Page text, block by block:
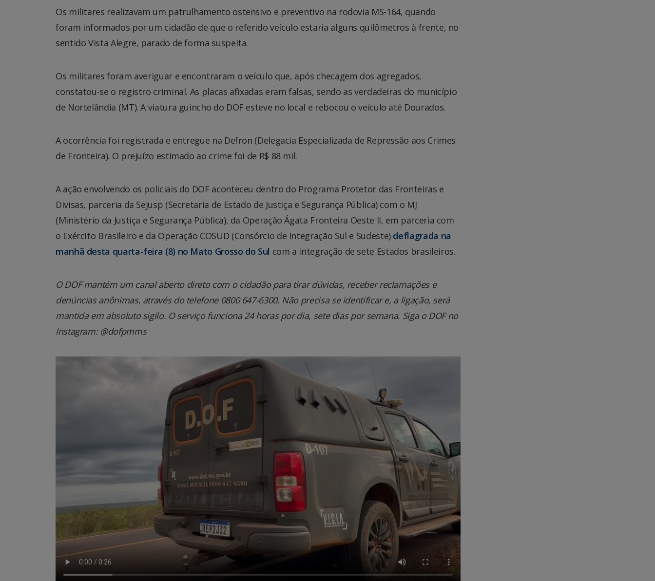
Os militares realizavam um patrulhamento ostensivo e preventivo na rodovia MS-164, quando
foram informados por um cidadão de que o referido veículo estaria alguns quilômetros à frente, no
sentido Vista Alegre, parado de forma suspeita.
Os militares foram averiguar e encontraram o veículo que, após checagem dos agregados,
constatou-se o registro criminal. As placas afixadas eram falsas, sendo as verdadeiras do município
de Nortelândia (MT). A viatura guincho do DOF esteve no local e rebocou o veículo até Dourados.
A ocorrência foi registrada e entregue na Defron (Delegacia Especializada de Repressão aos Crimes
de Fronteira). O prejuízo estimado ao crime foi de R$ 88 mil.
A ação envolvendo os policiais do DOF aconteceu dentro do Programa Protetor das Fronteiras e
Divisas, parceria da Sejusp (Secretaria de Estado de Justiça e Segurança Pública) com o MJ
(Ministério da Justiça e Segurança Pública), da Operação Ágata Fronteira Oeste II, em parceria com
o Exército Brasileiro e da Operação COSUD (Consórcio de Integração Sul e Sudeste) deflagrada na
manhã desta quarta-feira (8) no Mato Grosso do Sul com a integração de sete Estados brasileiros.
O DOF mantém um canal aberto direto com o cidadão para tirar dúvidas, receber reclamações e
denúncias anônimas, através do telefone 0800 647-6300. Não precisa se identificar e, a ligação, será
mantida em absoluto sigilo. O serviço funciona 24 horas por dia, sete dias por semana. Siga o DOF no
Instagram: @dofpmms